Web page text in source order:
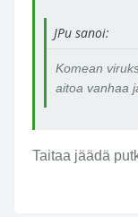
JPu sanoi:
Komean
aitoa vanhaa
Taitaa jäädä